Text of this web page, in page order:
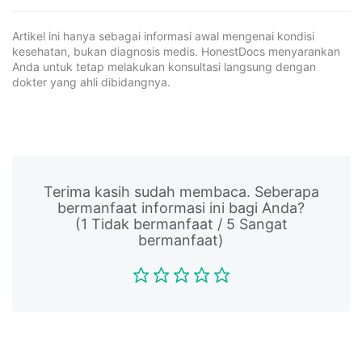
Artikel ini hanya sebagai informasi awal mengenai kondisi
kesehatan, bukan diagnosis medis. HonestDocs menyarankan
Anda untuk tetap melakukan konsultasi langsung dengan
dokter yang ahli dibidangnya.
Terima kasih sudah membaca. Seberapa
bermanfaat informasi ini bagi Anda?
(1 Tidak bermanfaat / 5 Sangat
bermanfaat)